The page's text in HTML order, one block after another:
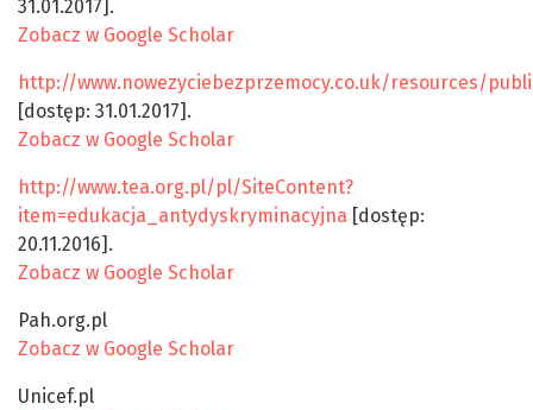
31.01.2017].
Zobacz w Google Scholar
http://www.nowezyciebezprzemocy.co.uk/resources/
[dostęp: 31.01.2017].
Zobacz w Google Scholar
http://www.tea.org.pl/pl/SiteContent?
item=edukacja_antydyskryminacyjna [dostęp:
20.11.2016].
Zobacz w Google Scholar
Pah.org.pl
Zobacz w Google Scholar
Unicef.pl